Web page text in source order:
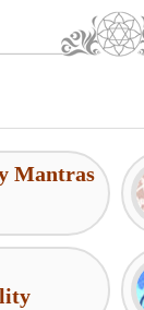
Mantras